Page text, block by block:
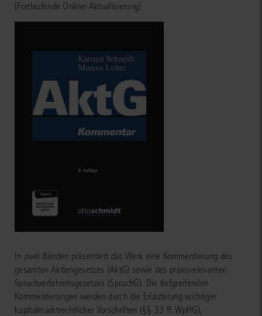
[Fortlaufende Online-Aktualisierung]
In zwei Bänden präsentiert das Werk eine Kommentierung des
gesamten Aktiengesetzes (AktG) sowie des praxisrelevanten
Spruchverfahrensgesetzes (SpruchG). Die tiefgreifenden
Kommentierungen werden durch die Erläuterung wichtiger
kapitalmarktrechtlicher Vorschriften (§§ 33 ff. WpHG),